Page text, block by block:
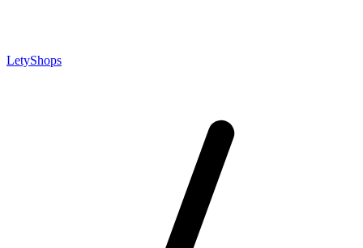
LetyShops